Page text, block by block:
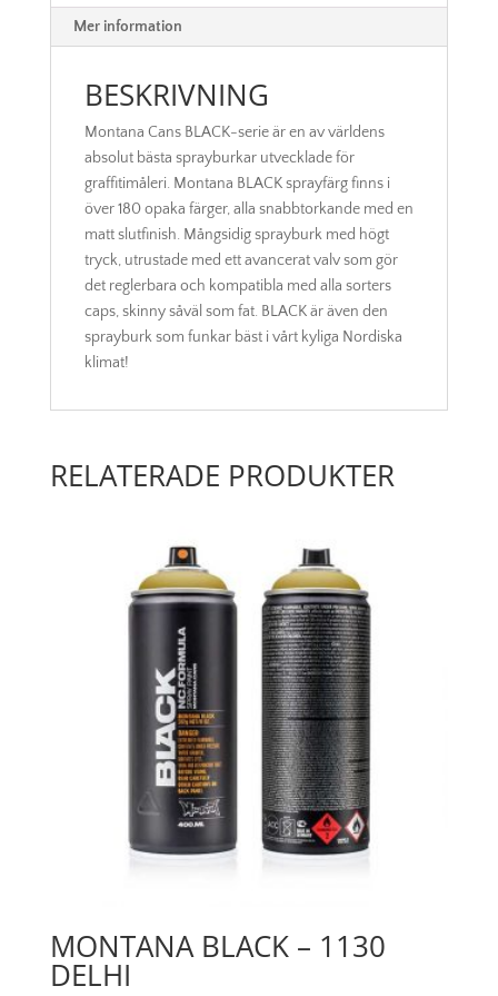
Mer information
BESKRIVNING
Montana Cans BLACK-serie är en av världens
absolut bästa sprayburkar utvecklade för
graffitimåleri. Montana BLACK sprayfärg finns i
över 180 opaka färger, alla snabbtorkande med en
matt slutfinish. Mångsidig sprayburk med högt
tryck, utrustade med ett avancerat valv som gör
det reglerbara och kompatibla med alla sorters
caps, skinny såväl som fat. BLACK är även den
sprayburk som funkar bäst i vårt kyliga Nordiska
klimat!
RELATERADE PRODUKTER
MONTANA BLACK – 1130
DELHI